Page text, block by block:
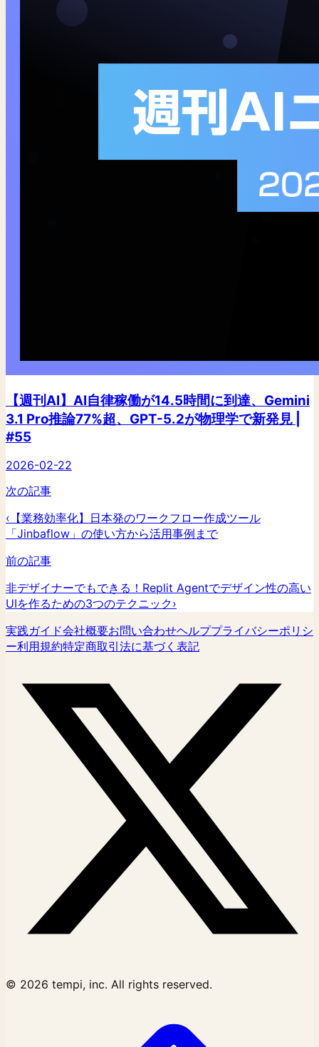
【週刊AI】AI自律稼働が14.5時間に到達、Gemini
3.1 Pro推論77%超、GPT-5.2が物理学で新発見 |
#55
2026-02-22
次の記事
‹ 【業務効率化】日本発のワークフロー作成ツール
「Jinbaflow」の使い方から活用事例まで
前の記事
非デザイナーでもできる！Replit Agentでデザイン性の高い
UIを作るための3つのテクニック›
実践ガイド会社概要お問い合わせヘルププライバシーポリシ
ー利用規約特定商取引法に基づく表記
© 2026 tempi, inc. All rights reserved.